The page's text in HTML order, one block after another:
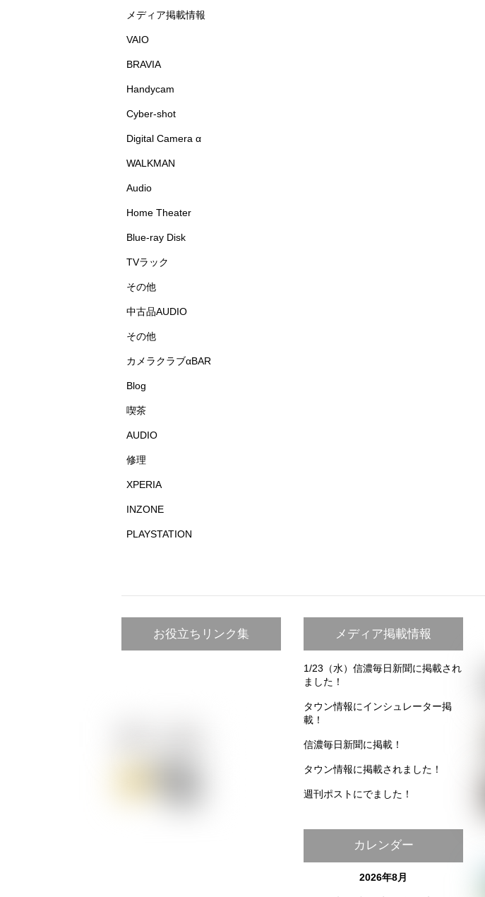
メディア掲載情報
VAIO
BRAVIA
Handycam
Cyber-shot
Digital Camera α
WALKMAN
Audio
Home Theater
Blue-ray Disk
TVラック
その他
中古品AUDIO
その他
カメラクラブαBAR
Blog
喫茶
AUDIO
修理
XPERIA
INZONE
PLAYSTATION
お役立ちリンク集 メディア掲載情報
1/23（水）信濃毎日新聞に掲載され
ました！
タウン情報にインシュレーター掲
載！
信濃毎日新聞に掲載！
タウン情報に掲載されました！
週刊ポストにでました！
カレンダー
2026年8月